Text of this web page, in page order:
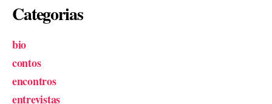
Categorias
bio
contos
encontros
entrevistas